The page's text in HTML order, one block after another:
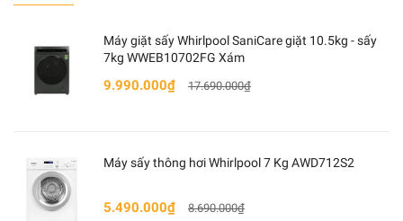
• Hiệu suất sử dụng điện: 10.4 Wh/kg
• Loại Inverter: Công nghệ Inverter
Máy giặt sấy Whirlpool SaniCare giặt 10.5kg - sấy
7kg WWEB10702FG Xám
9.990.000₫ 17.690.000₫
Máy sấy thông hơi Whirlpool 7 Kg AWD712S2
5.490.000₫ 8.690.000₫